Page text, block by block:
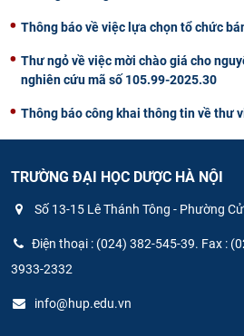
Thông báo về việc lựa chọn tổ chức
Thư ngỏ về việc mời chào giá cho
nghiên cứu mã số 105.99-2025.30
Thông báo công khai thông tin về thư
TRƯỜNG ĐẠI HỌC DƯỢC HÀ NỘI
Số 13-15 Lê Thánh Tông - Phường
Điện thoại : (024) 382-545-39. Fax :
3933-2332
info@hup.edu.vn